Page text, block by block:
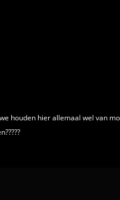
houden hier allemaal wel van